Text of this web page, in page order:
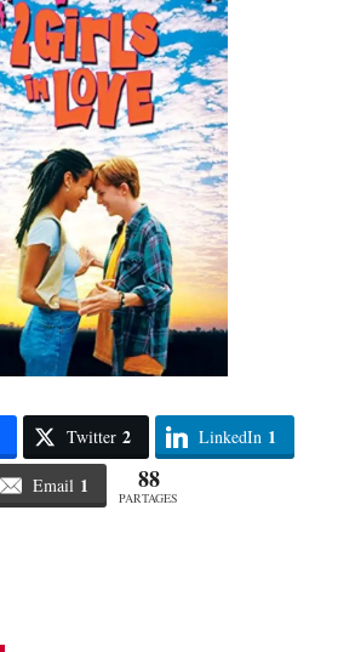
Twitter 2 LinkedIn 1
Email 1 88
PARTAGES